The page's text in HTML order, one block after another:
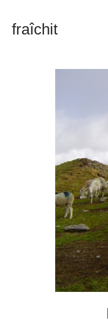
fraîchit